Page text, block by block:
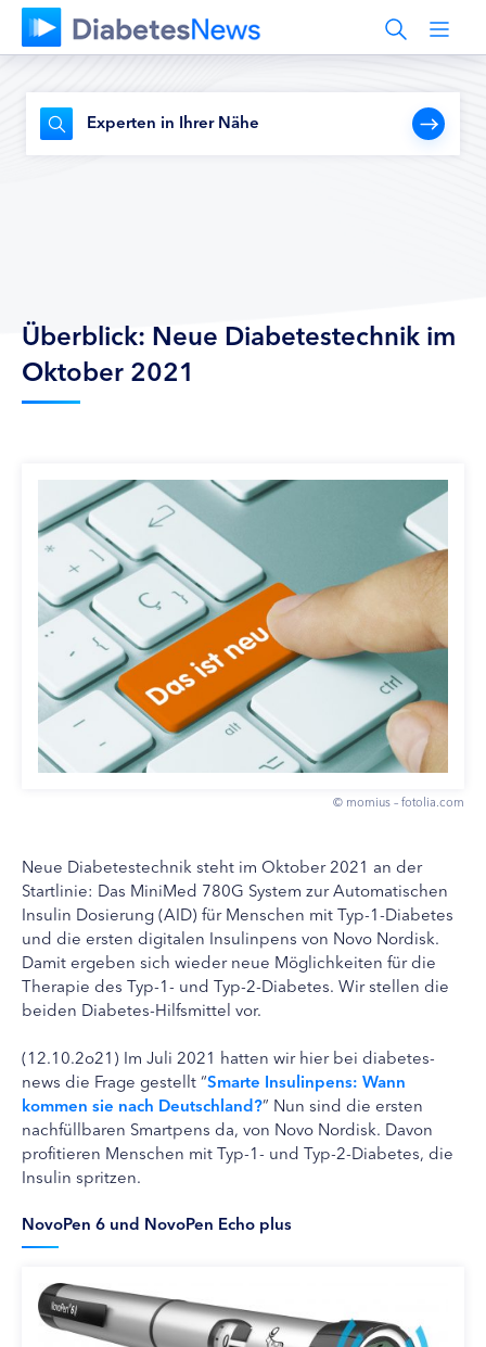
Experten in Ihrer Nähe
Überblick: Neue Diabetestechnik im
Oktober 2021
© momius – fotolia.com
Neue Diabetestechnik steht im Oktober 2021 an der
Startlinie: Das MiniMed 780G System zur Automatischen
Insulin Dosierung (AID) für Menschen mit Typ-1-Diabetes
und die ersten digitalen Insulinpens von Novo Nordisk.
Damit ergeben sich wieder neue Möglichkeiten für die
Therapie des Typ-1- und Typ-2-Diabetes. Wir stellen die
beiden Diabetes-Hilfsmittel vor.
(12.10.2o21) Im Juli 2021 hatten wir hier bei diabetes-
news die Frage gestellt “Smarte Insulinpens: Wann
kommen sie nach Deutschland?” Nun sind die ersten
nachfüllbaren Smartpens da, von Novo Nordisk. Davon
profitieren Menschen mit Typ-1- und Typ-2-Diabetes, die
Insulin spritzen.
NovoPen 6 und NovoPen Echo plus